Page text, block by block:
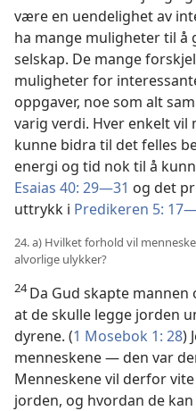
være en uendelighet av
ha mange muligheter til å
selskap. De mange
muligheter for
oppgaver, noe som alt
varig verdi. Hver enkelt
kunne bidra til det felles
energi og tid nok til å
Esaias 40: 29—31 og det
uttrykk i Predikeren 5:
24. a) Hvilket forhold vil
alvorlige ulykker?
24Da Gud skapte
at de skulle legge jorden
dyrene. (1 Mosebok 1: 28)
menneskene — den var
Menneskene vil derfor
jorden, og hvordan de